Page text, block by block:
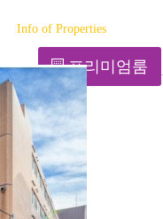
Info of Properties
프리미엄룸